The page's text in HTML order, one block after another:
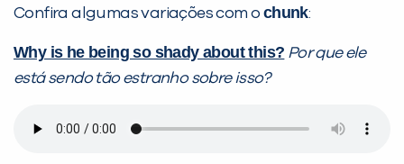
Confira algumas variações com o chunk:
Why is he being so shady about this? Por que ele
está sendo tão estranho sobre isso?